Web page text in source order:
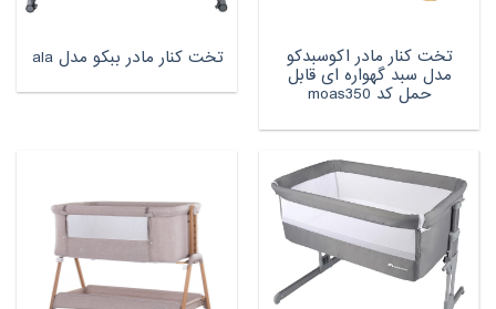
تخت کنار مادر اکوسبدکو
مدل سبد گهواره ای قابل
حمل کد moas350
تخت کنار مادر ببکو مدل ala